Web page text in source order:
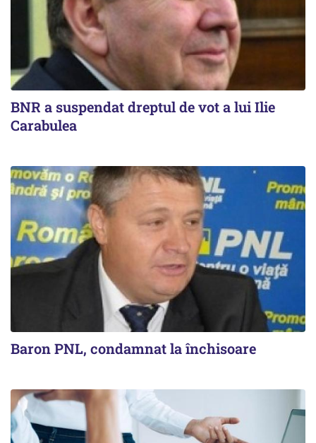
BNR a suspendat dreptul de vot a lui Ilie
Carabulea
Baron PNL, condamnat la închisoare